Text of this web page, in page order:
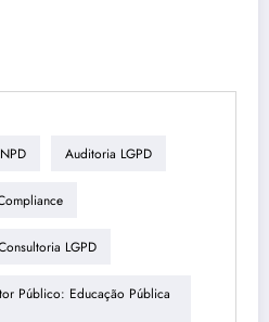
Auditoria LGPD
LGPD
Público: Educação Pública